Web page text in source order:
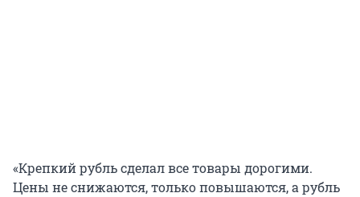
«Крепкий рубль сделал все товары дорогими.
Цены не снижаются, только повышаются, а рубль